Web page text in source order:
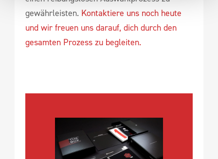
gewährleisten. Kontaktiere uns noch heute
und wir freuen uns darauf, dich durch den
gesamten Prozess zu begleiten.